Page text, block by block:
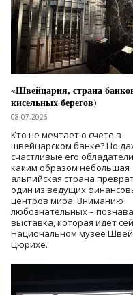
«Швейцария, страна
кисельных берегов)
08.07.2026
Кто не мечтает о счете в
швейцарском банке? Но
счастливые его
каким образом небольшая
альпийская страна
один из ведущих
центров мира. Вниманию
любознательных –
выставка, которая идет
Национальном музее
Цюрихе.